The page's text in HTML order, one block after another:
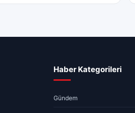
Haber Kategorileri
Gündem